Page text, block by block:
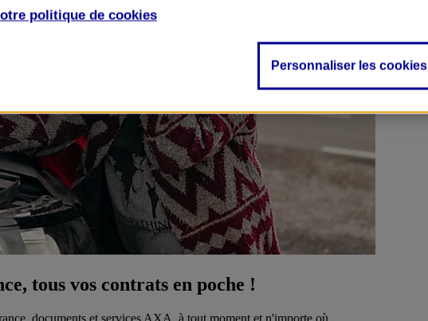
tous vos contrats en poche !
documents et services AXA, à tout moment et n'importe où.
politique de cookies
Personnaliser les cookies